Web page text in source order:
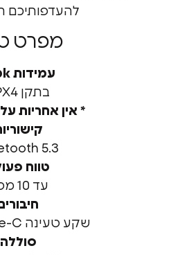
להעדפותיכם האישיות.
מפרט טכני
*
* אין אחריות על נזקי מים
Bluetooth 5.3
טווח פעולה
שקע טעינה USB Type-C